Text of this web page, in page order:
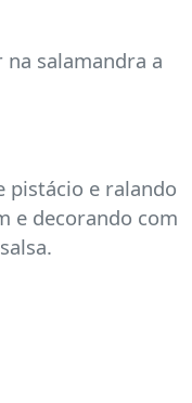
salamandra a
pistácio e ralando
e decorando com